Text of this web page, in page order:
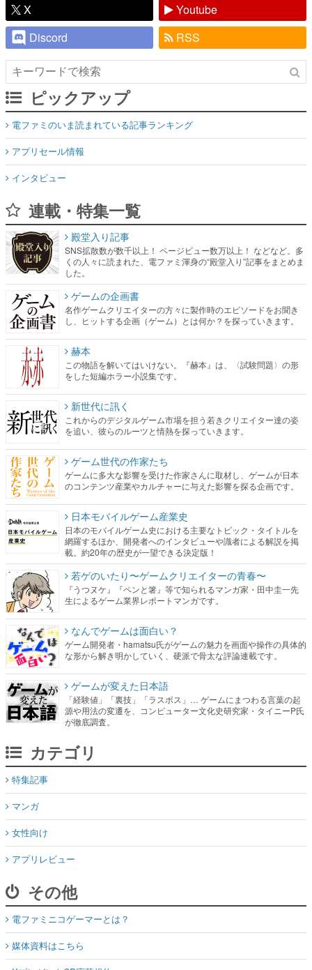
X
Youtube
Discord
RSS
ピックアップ
電ファミのいま読まれている記事ランキング
アプリセール情報
インタビュー
連載・特集一覧
殿堂入り記事
SNS拡散数が数千以上！ ページビュー数万以上！ などなど。多
くの人々に読まれた、電ファミ渾身の“殿堂入り”記事をまとめま
した。
ゲームの企画書
名作ゲームクリエイターの方々に製作時のエピソードをお聞き
し、ヒットする企画（ゲーム）とは何か？を探っていきます。
赫本
この物語を解いてはいけない。『赫本』は、〈試験問題〉の形
をした短編ホラー小説集です。
新世代に訊く
これからのデジタルゲーム市場を担う若きクリエイター達の姿
を追い、彼らのルーツと情熱を探っていきます。
ゲーム世代の作家たち
ゲームに多大な影響を受けた作家さんに取材し、ゲームが日本
のコンテンツ産業やカルチャーに与えた影響を探る企画です。
日本モバイルゲーム産業史
日本のモバイルゲーム史における主要なトピック・タイトルを
網羅するほか、開発者へのインタビューや識者による解説を掲
載。約20年の歴史が一望できる決定版！
若ゲのいたり〜ゲームクリエイターの青春〜
『うつヌケ』『ペンと箸』等で知られるマンガ家・田中圭一先
生によるゲーム業界レポートマンガです。
なんでゲームは面白い？
ゲーム開発者・hamatsu氏がゲームの魅力を画面や操作の具体的
な形から解き明かしていく、硬派で骨太な評論連載です。
ゲームが変えた日本語
「経験値」「裏技」「ラスボス」… ゲームにまつわる言葉の起
源や用法の変遷を、コンピューター文化史研究家・タイニーP氏
が徹底調査。
カテゴリ
特集記事
マンガ
女性向け
アプリレビュー
その他
電ファミニコゲーマーとは？
媒体資料はこちら